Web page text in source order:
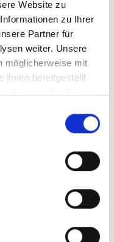
Website zu
zu Ihrer
Partner für
weiter. Unsere
möglicherweise mit
ihnen bereitgestellt
Bankenberatung
Florian
Martl
Geschäftsführer
+49 69
69783758
E-
schreiben